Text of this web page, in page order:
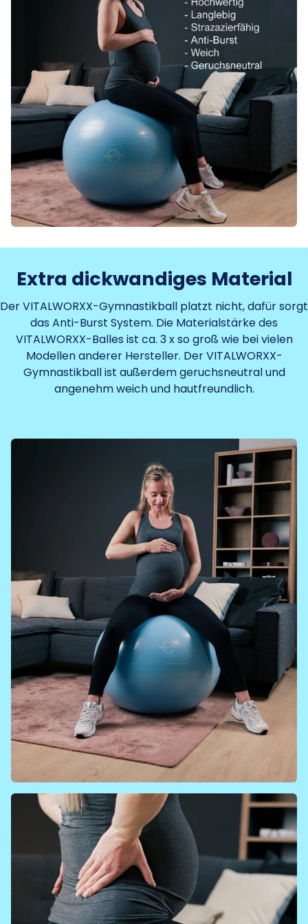
Extra dickwandiges Material
Der VITALWORXX-Gymnastikball platzt nicht, dafür sorgt
das Anti-Burst System. Die Materialstärke des
VITALWORXX-Balles ist ca. 3 x so groß wie bei vielen
Modellen anderer Hersteller. Der VITALWORXX-
Gymnastikball ist außerdem geruchsneutral und
angenehm weich und hautfreundlich.